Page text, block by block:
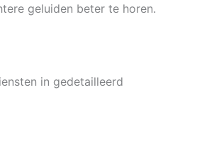
geluiden beter te horen.
in gedetailleerd